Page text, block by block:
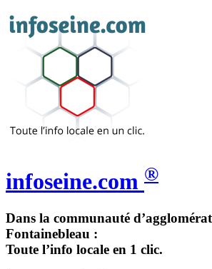
infoseine.com ®
Dans la communauté
Fontainebleau :
Toute l’info locale en 1 clic.